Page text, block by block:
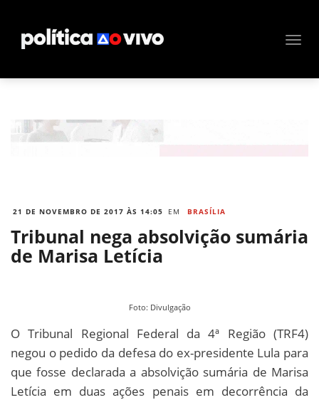
21 DE NOVEMBRO DE 2017 ÀS 14:05 EM BRASÍLIA
Tribunal nega absolvição sumária
de Marisa Letícia
Foto: Divulgação
O Tribunal Regional Federal da 4ª Região (TRF4)
negou o pedido da defesa do ex-presidente Lula para
que fosse declarada a absolvição sumária de Marisa
Letícia em duas ações penais em decorrência da